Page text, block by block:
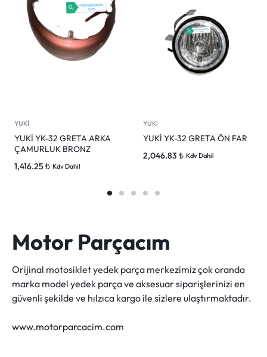
YUKİ
YUKİ YK-32 GRETA ARKA
ÇAMURLUK BRONZ
1,416.25 ₺ Kdv Dahil
YUKİ
YUKİ YK-32 GRETA ÖN FAR
2,046.83 ₺ Kdv Dahil
Motor Parçacım
Orijinal motosiklet yedek parça merkezimiz çok oranda
marka model yedek parça ve aksesuar siparişlerinizi en
güvenli şekilde ve hılzıca kargo ile sizlere ulaştırmaktadır.
www.motorparcacim.com